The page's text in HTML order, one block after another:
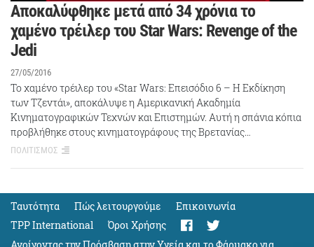
Αποκαλύφθηκε μετά από 34 χρόνια το
χαμένο τρέιλερ του Star Wars: Revenge of the
Jedi
27/05/2016
Το χαμένο τρέιλερ του «Star Wars: Επεισόδιο 6 – Η Εκδίκηση
των Τζεντάι», αποκάλυψε η Αμερικανική Ακαδημία
Κινηματογραφικών Τεχνών και Επιστημών. Αυτή η σπάνια κόπια
προβλήθηκε στους κινηματογράφους της Βρετανίας…
ΠΟΛΙΤΙΣΜΟΣ
Ταυτότητα Πώς λειτουργούμε
Eπικοινωνία
TPP International
Όροι Χρήσης